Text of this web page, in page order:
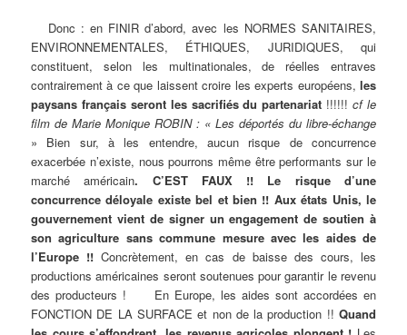
Donc : en FINIR d’abord, avec les NORMES SANITAIRES,
ENVIRONNEMENTALES, ÉTHIQUES, JURIDIQUES, qui
constituent, selon les multinationales, de réelles entraves
contrairement à ce que laissent croire les experts européens, les
paysans français seront les sacrifiés du partenariat !!!!!!cf le
film de Marie Monique ROBIN : « Les déportés du libre-échange
» Bien sur, à les entendre, aucun risque de concurrence
exacerbée n’existe, nous pourrons même être performants sur le
marché américain. C’EST FAUX !!
Le risque d’une
concurrence déloyale existe bel et bien !! Aux états Unis, le
gouvernement vient de signer un engagement de soutien à
son agriculture sans commune mesure avec les aides de
l’Europe !! Concrètement, en cas de baisse des cours, les
productions américaines seront soutenues pour garantir le revenu
des producteurs ! En Europe, les aides sont accordées en
FONCTION DE LA SURFACE et non de la production !! Quand